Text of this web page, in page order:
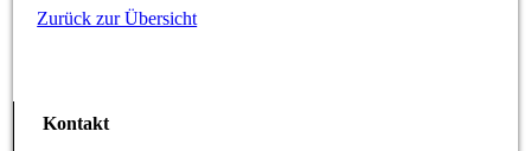
Zurück zur Übersicht
Kontakt